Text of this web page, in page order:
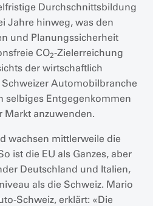
Durchschnittsbildung
Jahre hinweg, was den
und Planungssicherheit
CO2-Zielerreichung
der wirtschaftlich
Automobilbranche
selbiges Entgegenkommen
Markt anzuwenden.
wachsen mittlerweile die
ist die EU als Ganzes, aber
Deutschland und Italien,
als die Schweiz. Mario
Schweiz, erklärt: «Die